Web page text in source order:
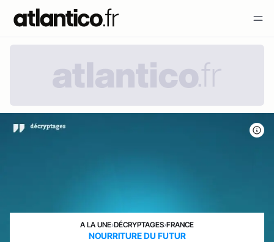
A LA UNE›DÉCRYPTAGES›FRANCE
NOURRITURE DU FUTUR